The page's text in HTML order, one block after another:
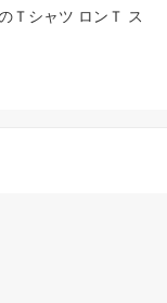
Ｔシャツ ロンＴ ス